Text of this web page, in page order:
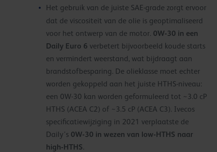
Het gebruik van de juiste SAE-grade zorgt ervoor
dat de viscositeit van de olie is geoptimaliseerd
voor het ontwerp van de motor. 0W-30 in een
Daily Euro 6 verbetert bijvoorbeeld koude starts
en vermindert weerstand, wat bijdraagt aan
brandstofbesparing. De olieklasse moet echter
worden gekoppeld aan het juiste HTHS-niveau:
een 0W-30 kan worden geformuleerd tot ~3.0 cP
HTHS (ACEA C2) of ~3.5 cP (ACEA C3). Ivecos
specificatiewijziging in 2021 verplaatste de
Daily’s 0W-30 in wezen van low-HTHS naar
high-HTHS.